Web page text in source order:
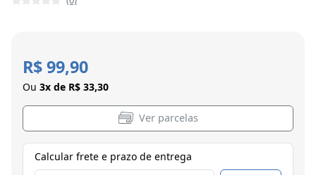
R$ 99,90
Ou 3x de R$ 33,30
Ver parcelas
Calcular frete e prazo de entrega